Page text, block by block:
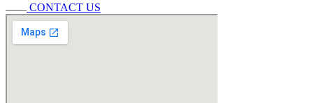
CONTACT US